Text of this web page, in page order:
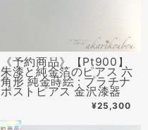
《予約商品》【Pt900】
朱漆と純金箔のピアス 六
角形 純金蒔絵 : プラチナ
ポストピアス 金沢漆器
¥25,300